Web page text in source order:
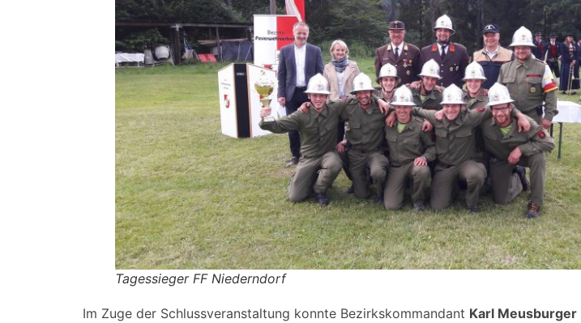
Tagessieger FF Niederndorf
Im Zuge der Schlussveranstaltung konnte Bezirkskommandant Karl Meusburger